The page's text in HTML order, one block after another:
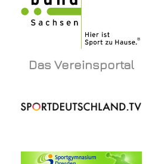
Das Vereinsportal